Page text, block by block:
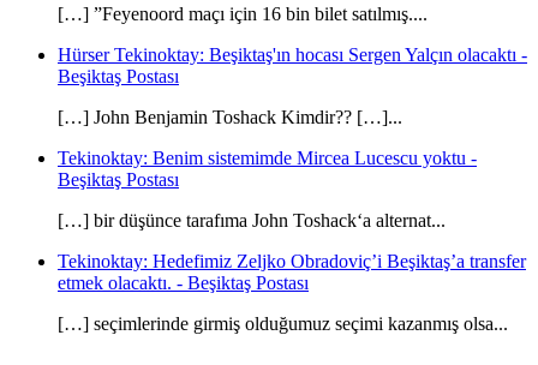
[…] ”Feyenoord maçı için 16 bin bilet satılmış....
Hürser Tekinoktay: Beşiktaş'ın hocası Sergen Yalçın olacaktı -
Beşiktaş Postası
[…] John Benjamin Toshack Kimdir?? […]...
Tekinoktay: Benim sistemimde Mircea Lucescu yoktu -
Beşiktaş Postası
[…] bir düşünce tarafıma John Toshack‘a alternat...
Tekinoktay: Hedefimiz Zeljko Obradoviç’i Beşiktaş’a transfer
etmek olacaktı. - Beşiktaş Postası
[…] seçimlerinde girmiş olduğumuz seçimi kazanmış olsa...